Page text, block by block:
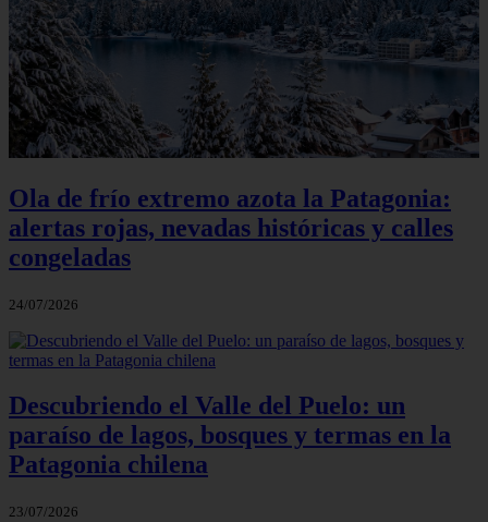
Ola de frío extremo azota la Patagonia:
alertas rojas, nevadas históricas y calles
congeladas
24/07/2026
Descubriendo el Valle del Puelo: un
paraíso de lagos, bosques y termas en la
Patagonia chilena
23/07/2026